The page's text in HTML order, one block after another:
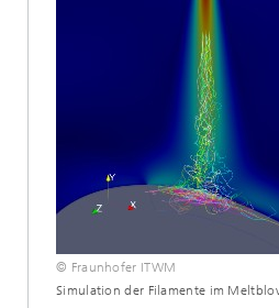
© Fraunhofer ITWM
Simulation der Filamente im